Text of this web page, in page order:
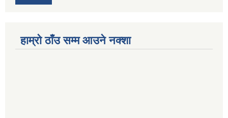
हाम्रो ठाँउ सम्म आउने नक्शा